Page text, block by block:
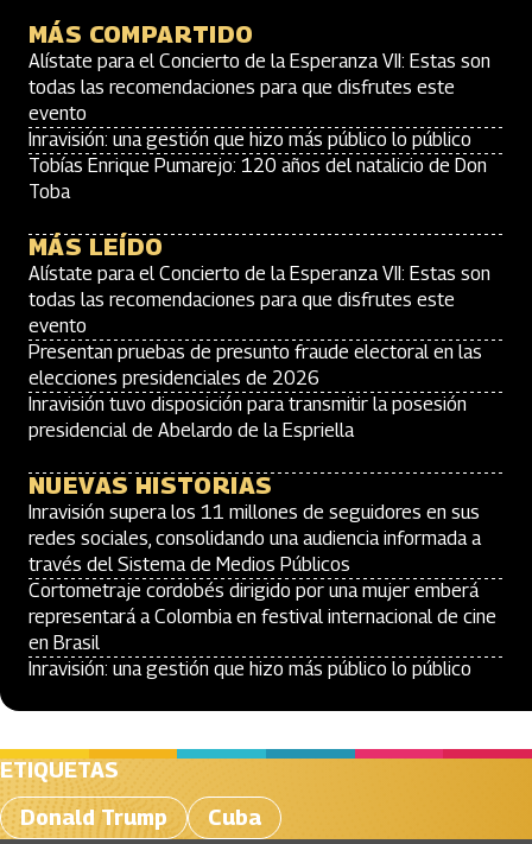
MÁS COMPARTIDO
Alístate para el Concierto de la Esperanza VII: Estas son
todas las recomendaciones para que disfrutes este
evento
Inravisión: una gestión que hizo más público lo público
Tobías Enrique Pumarejo: 120 años del natalicio de Don
Toba
MÁS LEÍDO
Alístate para el Concierto de la Esperanza VII: Estas son
todas las recomendaciones para que disfrutes este
evento
Presentan pruebas de presunto fraude electoral en las
elecciones presidenciales de 2026
Inravisión tuvo disposición para transmitir la posesión
presidencial de Abelardo de la Espriella
NUEVAS HISTORIAS
Inravisión supera los 11 millones de seguidores en sus
redes sociales, consolidando una audiencia informada a
través del Sistema de Medios Públicos
Cortometraje cordobés dirigido por una mujer emberá
representará a Colombia en festival internacional de cine
en Brasil
Inravisión: una gestión que hizo más público lo público
ETIQUETAS
Donald Trump
Cuba